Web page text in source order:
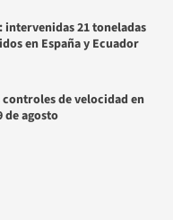
21 toneladas
en España y Ecuador
de velocidad en
de agosto